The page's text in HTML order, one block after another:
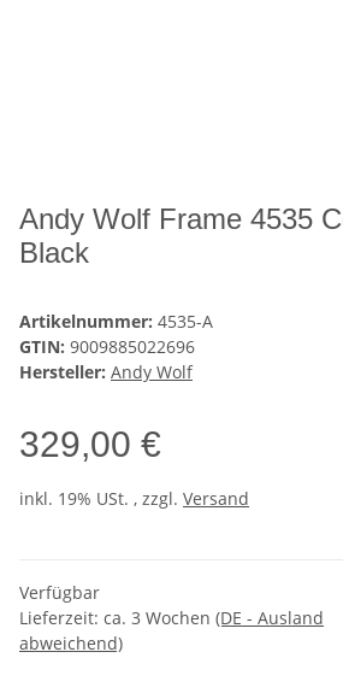
Andy Wolf Frame 4535
Black
Artikelnummer: 4535-A
GTIN: 9009885022696
Hersteller: Andy Wolf
329,00 €
inkl. 19% USt. , zzgl. Versand
Verfügbar
Lieferzeit: ca. 3 Wochen (DE - Ausland
abweichend)